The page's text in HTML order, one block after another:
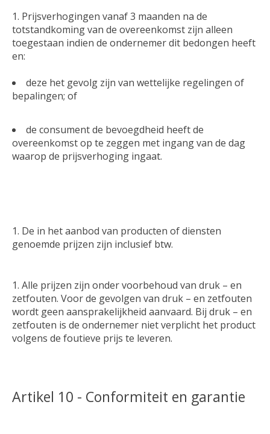
Prijsverhogingen vanaf 3 maanden na de
totstandkoming van de overeenkomst zijn alleen
toegestaan indien de ondernemer dit bedongen heeft
en:
deze het gevolg zijn van wettelijke regelingen of
bepalingen; of
de consument de bevoegdheid heeft de
overeenkomst op te zeggen met ingang van de dag
waarop de prijsverhoging ingaat.
De in het aanbod van producten of diensten
genoemde prijzen zijn inclusief btw.
Alle prijzen zijn onder voorbehoud van druk – en
zetfouten. Voor de gevolgen van druk – en zetfouten
wordt geen aansprakelijkheid aanvaard. Bij druk – en
zetfouten is de ondernemer niet verplicht het product
volgens de foutieve prijs te leveren.
Artikel 10 - Conformiteit en garantie